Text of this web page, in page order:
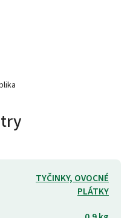
TYČINKY, OVOCNÉ
PLÁTKY